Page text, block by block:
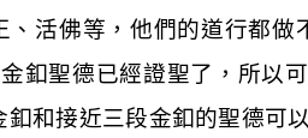
活佛等，他們的道行都做
釦聖德已經證聖了，所以
和接近三段金釦的聖德可